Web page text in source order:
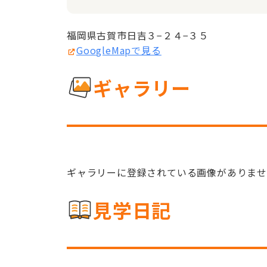
福岡県古賀市日吉３−２４−３５
GoogleMapで見る
ギャラリー
ギャラリーに登録されている画像がありま
見学日記